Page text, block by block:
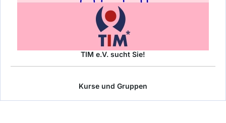
TIM e.V. sucht Sie!
Kurse und Gruppen